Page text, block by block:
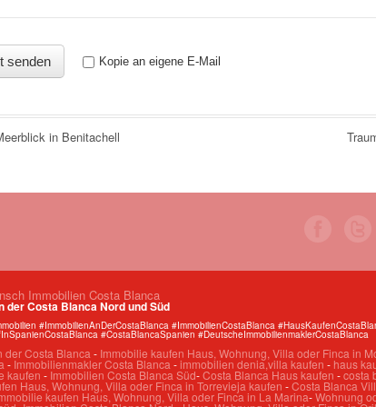
Kopie an eigene E-Mail
in Benitachell
Immobilien Costa Blanca
der Costa Blanca Nord und Süd
#ImmobilienAnDerCostaBlanca #ImmobilienCostaBlanca
#CostaBlancaSpanien #DeutscheImmobilienmaklerCostaBlanca
der Costa Blanca - Immobilie kaufen Haus, Wohnung, Villa oder Finca in
- Immobilienmakler Costa Blanca -immobilien denia,villa kaufen - haus
kaufen - Immobilien Costa Blanca Süd-Costa Blanca Haus kaufen -costa
Haus, Wohnung, Villa oder Finca in Torrevieja kaufen -Costa Blanca
kaufen Haus, Wohnung, Villa oder Finca in La Marina-Wohnung